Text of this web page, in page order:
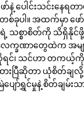
နဲ့ ပေါင်းသင်းနေရ
ပါ။ အထက်မှာ ဖေ
သစ္စာစိတ်ကို သိရှိနိုင်
လက္ခဏာတွေထဲက အမ
ရင်၊ သင်ဟာ တကယ့်
ပြီဆိုတာ ယုံစိတ်ချလို့
ျော်ရွှင်မှုနဲ့ စိတ်ချမ်